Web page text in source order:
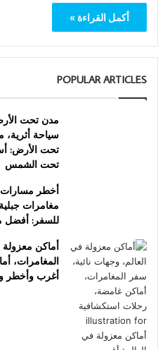
أكمل القراءة »
POPULAR ARTICLES
مدن تحت
سياحة أثرية،
تحت الأرض:
تحت الشمس
أخطر مسارات
مغامرات
للسفر: أفضل
أماكن معزولة
المغامرات،
أغرب وأخطر